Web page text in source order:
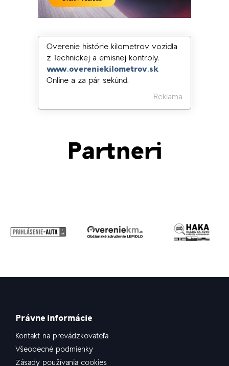
Overenie histórie kilometrov vozidla
z Technickej a emisnej kontroly.
www.overeniekilometrov.sk
Online a za pár sekúnd.
Reklama
Partneri
Právne informácie
Kontakt na prevádzkovateľa
Všeobecné podmienky
Zásady používania cookies